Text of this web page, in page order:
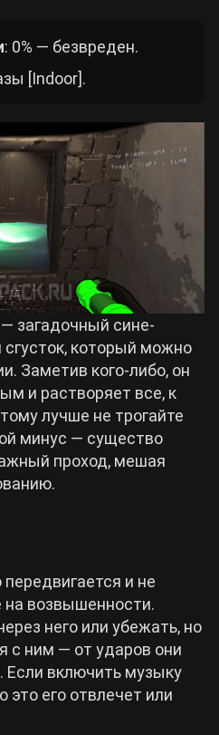
: 0% — безвреден.
[Indoor].
загадочный сине-
который можно
Заметив кого-либо, он
и растворяет все, к
лучше не трогайте
минус — существо
проход, мешая
и не
на возвышенности.
него или убежать, но
с ним — от ударов они
Если включить музыку
это его отвлечет или